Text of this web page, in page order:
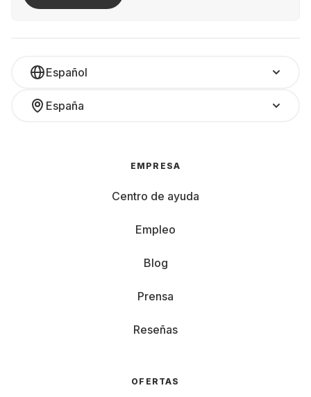
Español
España
EMPRESA
Centro de ayuda
Empleo
Blog
Prensa
Reseñas
OFERTAS